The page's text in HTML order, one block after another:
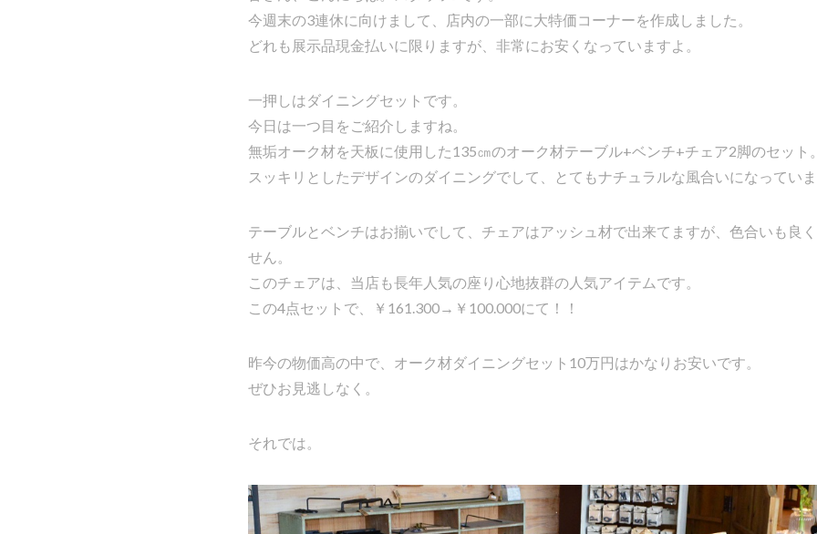
今週末の3連休に向けまして、店内の一部に大特価コーナーを作成しました。
どれも展示品現金払いに限りますが、非常にお安くなっていますよ。
一押しはダイニングセットです。
今日は一つ目をご紹介しますね。
無垢オーク材を天板に使用した135㎝のオーク材テーブル+ベンチ+チェア2脚のセット
スッキリとしたデザインのダイニングでして、とてもナチュラルな風合いになってい
テーブルとベンチはお揃いでして、チェアはアッシュ材で出来てますが、色合いも良
せん。
このチェアは、当店も長年人気の座り心地抜群の人気アイテムです。
この4点セットで、￥161.300→￥100.000にて！！
昨今の物価高の中で、オーク材ダイニングセット10万円はかなりお安いです。
ぜひお見逃しなく。
それでは。